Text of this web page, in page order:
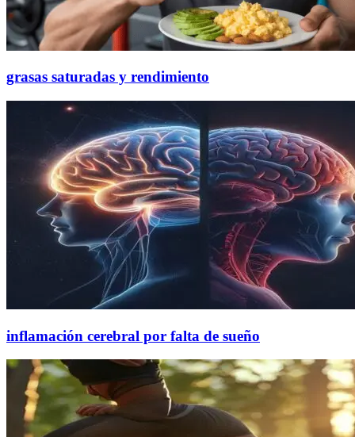
grasas saturadas y rendimiento
inflamación cerebral por falta de sueño